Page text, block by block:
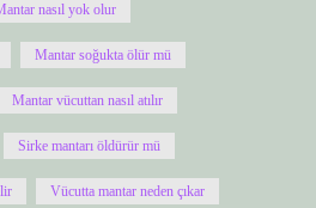
nasıl yok olur
Mantar soğukta ölür mü
Mantar vücuttan nasıl atılır
Sirke mantarı öldürür mü
Vücutta mantar neden çıkar